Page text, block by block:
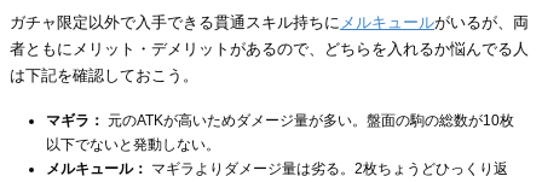
ガチャ限定以外で入手できる貫通スキル持ちに メルキュールがいるが、両
者ともにメリット・デメリットがあるので、どちらを入れるか悩んでる人
は下記を確認しておこう。
マギラ： 元のATKが高いためダメージ量が多い。盤面の駒の総数が10枚
以下でないと発動しない。
メルキュール： マギラよりダメージ量は劣る。2枚ちょうどひっくり返